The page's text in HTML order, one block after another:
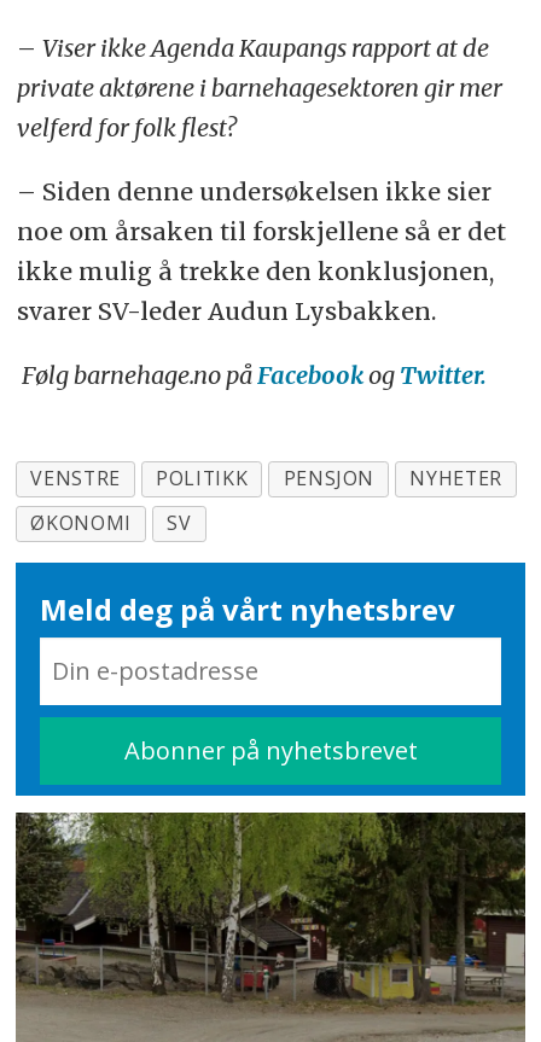
– Viser ikke Agenda Kaupangs rapport at de
private aktørene i barnehagesektoren gir mer
velferd for folk flest?
– Siden denne undersøkelsen ikke sier
noe om årsaken til forskjellene så er det
ikke mulig å trekke den konklusjonen,
svarer SV-leder Audun Lysbakken.
Følg barnehage.no på Facebookog Twitter.
VENSTRE POLITIKK PENSJON
NYHETER
ØKONOMI
SV
Meld deg på vårt nyhetsbrev